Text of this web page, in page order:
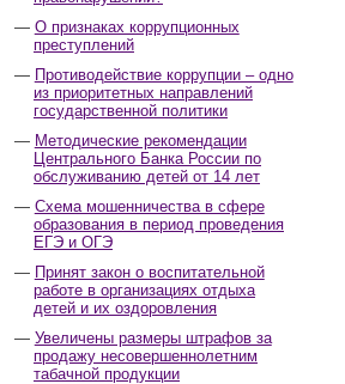
О признаках коррупционных
преступлений
Противодействие коррупции – одно
из приоритетных направлений
государственной политики
Методические рекомендации
Центрального Банка России по
обслуживанию детей от 14 лет
Схема мошенничества в сфере
образования в период проведения
ЕГЭ и ОГЭ
Принят закон о воспитательной
работе в организациях отдыха
детей и их оздоровления
Увеличены размеры штрафов за
продажу несовершеннолетним
табачной продукции